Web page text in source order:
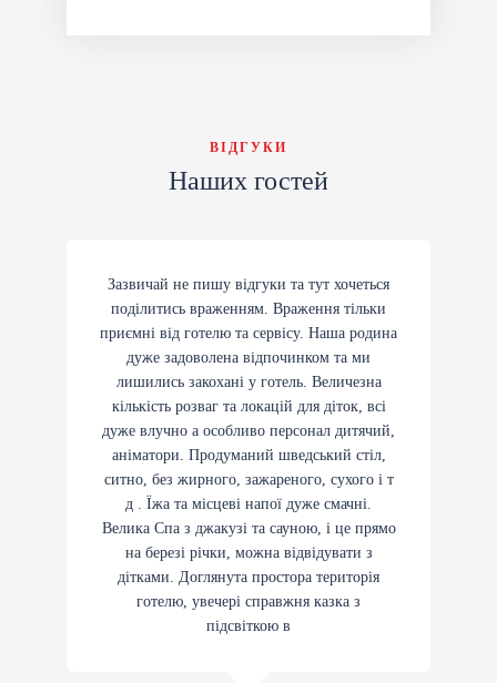
ВІДГУКИ
Наших гостей
Зазвичай не пишу відгуки та тут хочеться
поділитись враженням. Враження тільки
приємні від готелю та сервісу. Наша родина
дуже задоволена відпочинком та ми
лишились закохані у готель. Величезна
кількість розваг та локацій для діток, всі
дуже влучно а особливо персонал дитячий,
аніматори. Продуманий шведський стіл,
ситно, без жирного, зажареного, сухого і т
д . Їжа та місцеві напої дуже смачні.
Велика Спа з джакузі та сауною, і це прямо
на березі річки, можна відвідувати з
дітками. Доглянута простора територія
готелю, увечері справжня казка з
підсвіткою в